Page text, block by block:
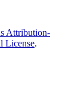
Attribution-
License.